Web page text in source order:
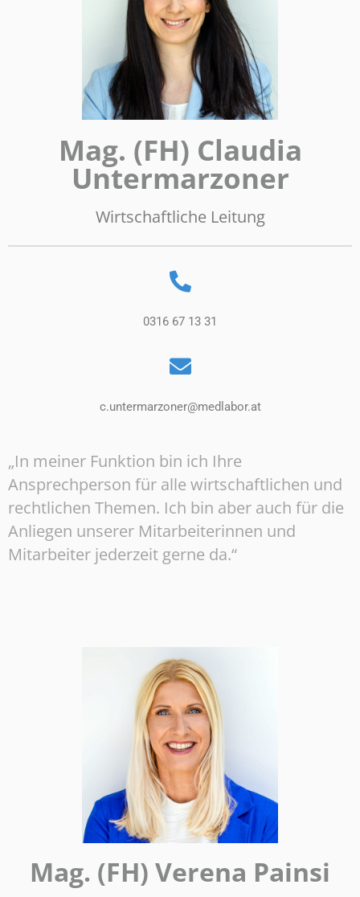
Mag. (FH) Claudia
Untermarzoner
Wirtschaftliche Leitung
0316 67 13 31
c.untermarzoner@medlabor.at
„In meiner Funktion bin ich Ihre
Ansprechperson für alle wirtschaftlichen und
rechtlichen Themen. Ich bin aber auch für die
Anliegen unserer Mitarbeiterinnen und
Mitarbeiter jederzeit gerne da.“
Mag. (FH) Verena Painsi